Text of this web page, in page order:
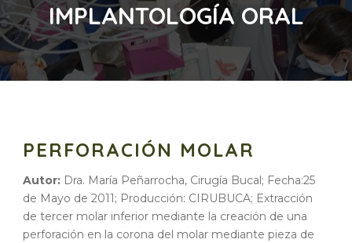
IMPLANTOLOGÍA ORAL
PERFORACIÓN MOLAR
Autor: Dra. María Peñarrocha, Cirugía Bucal; Fecha:25
de Mayo de 2011; Producción: CIRUBUCA; Extracción
de tercer molar inferior mediante la creación de una
perforación en la corona del molar mediante pieza de